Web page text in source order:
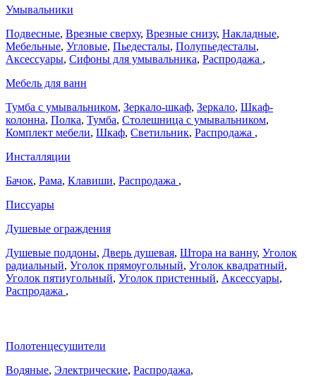
Умывальники
Подвесные, Врезные сверху, Врезные снизу, Накладные,
Мебельные, Угловые, Пьедесталы, Полупьедесталы,
Аксессуары, Сифоны для умывальника, Распродажа ,
Мебель для ванн
Тумба с умывальником, Зеркало-шкаф, Зеркало, Шкаф-
колонна, Полка, Тумба, Столешница с умывальником,
Комплект мебели, Шкаф, Светильник, Распродажа ,
Инсталляции
Бачок, Рама, Клавиши, Распродажа ,
Писсуары
Душевые ограждения
Душевые поддоны, Дверь душевая, Штора на ванну, Уголок
радиальный, Уголок прямоугольный, Уголок квадратный,
Уголок пятиугольный, Уголок пристенный, Аксессуары,
Распродажа ,
Полотенцесушители
Водяные, Электрические, Распродажа,